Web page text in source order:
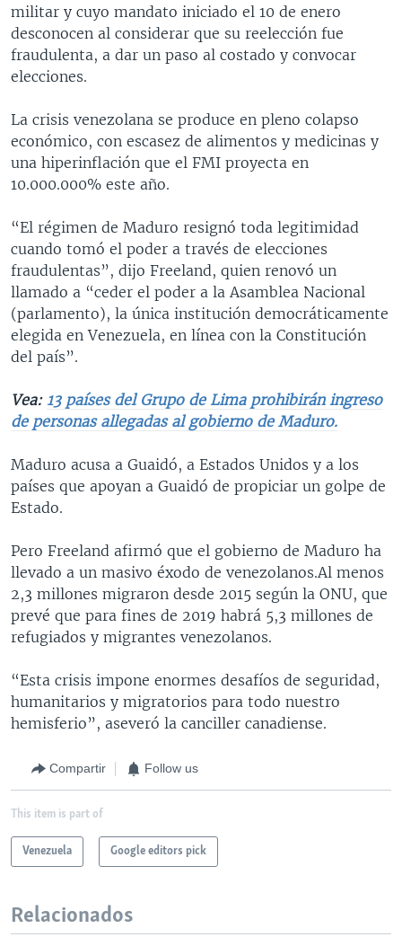
militar y cuyo mandato iniciado el 10 de enero
desconocen al considerar que su reelección fue
fraudulenta, a dar un paso al costado y convocar
elecciones.
La crisis venezolana se produce en pleno colapso
económico, con escasez de alimentos y medicinas y
una hiperinflación que el FMI proyecta en
10.000.000% este año.
“El régimen de Maduro resignó toda legitimidad
cuando tomó el poder a través de elecciones
fraudulentas”, dijo Freeland, quien renovó un
llamado a “ceder el poder a la Asamblea Nacional
(parlamento), la única institución democráticamente
elegida en Venezuela, en línea con la Constitución
del país”.
Vea: 13 países del Grupo de Lima prohibirán ingreso
de personas allegadas al gobierno de Maduro.
Maduro acusa a Guaidó, a Estados Unidos y a los
países que apoyan a Guaidó de propiciar un golpe de
Estado.
Pero Freeland afirmó que el gobierno de Maduro ha
llevado a un masivo éxodo de venezolanos.Al menos
2,3 millones migraron desde 2015 según la ONU, que
prevé que para fines de 2019 habrá 5,3 millones de
refugiados y migrantes venezolanos.
“Esta crisis impone enormes desafíos de seguridad,
humanitarios y migratorios para todo nuestro
hemisferio”, aseveró la canciller canadiense.
Compartir Follow us
This item is part of
Venezuela Google editors pick
Relacionados